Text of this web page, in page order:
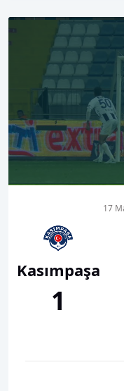
Kasımpaşa
1
17